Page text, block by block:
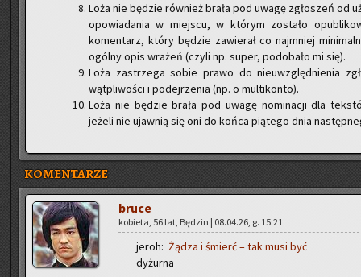
Loża nie będzie również brała pod uwagę zgłoszeń
opowiadania w miejscu, w którym zostało
komentarz, który będzie zawierał co najmniej
ogólny opis wrażeń (czyli np. super, podobało mi się).
Loża zastrzega sobie prawo do nieuwzględnienia
wątpliwości i podejrzenia (np. o multikonto).
Loża nie będzie brała pod uwagę nominacji dla
jeżeli nie ujawnią się oni do końca piątego dnia
KOMENTARZE
bruce
ko­bie­ta, 56 lat, Bę­dzin | 08.04.26, g. 15:21
jeroh: Żądza i śmierć – tak musi być
dy­żur­na